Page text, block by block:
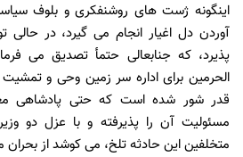
اينگونه ژست هاى روشنفكرى و بلوف
آوردن دل اغيار انجام مى گيرد، در
پذيرد، كه جنابعالى حتمأ تصديق مى
الحرمين براى اداره سر زمين وحى و
قدر شور شده است كه حتى پادشاهى
مسئوليت آن را پذيرفته و با عزل دو
متخلفين اين حادثه تلخ، مى كوشد از بحران